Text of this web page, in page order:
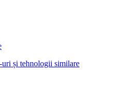
și tehnologii similare